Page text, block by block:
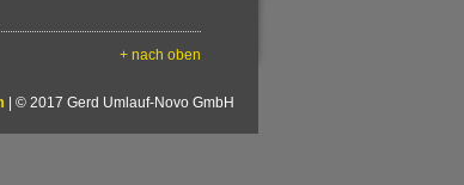
+ nach oben
| © 2017 Gerd Umlauf-Novo GmbH